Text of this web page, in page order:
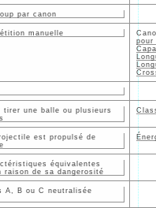
par canon
manuelle
tirer une balle ou plusieurs
est propulsé de
équivalentes
raison de sa dangerosité
A, B ou C neutralisée